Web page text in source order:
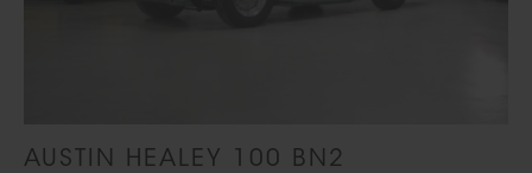
AUSTIN HEALEY 100 BN2